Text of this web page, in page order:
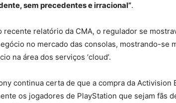
sem precedentes e irracional”.
recente relatório da CMA, o regulador se
no mercado das consolas, mostrando-se
na área dos serviços ‘cloud’.
continua certa de que a compra da
os jogadores de PlayStation que sejam fãs